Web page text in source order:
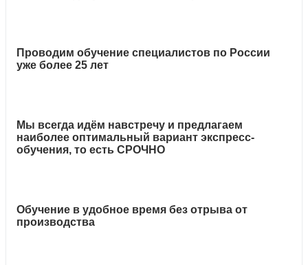
Проводим обучение специалистов по России
уже более 25 лет
Мы всегда идём навстречу и предлагаем
наиболее оптимальный вариант экспресс-
обучения, то есть СРОЧНО
Обучение в удобное время без отрыва от
производства